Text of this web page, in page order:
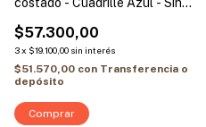
$57.300,00
3x $19.100,00 sin interés
$51.570,00 con Transferencia o
depósito
Comprar